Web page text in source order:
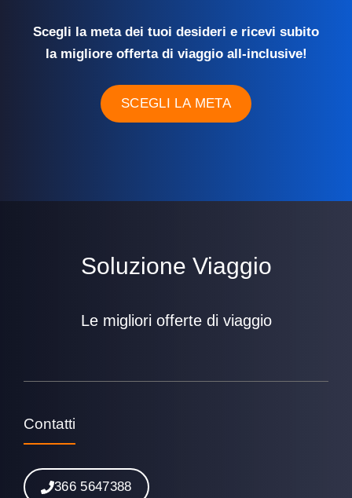
Scegli la meta dei tuoi desideri e ricevi subito
la migliore offerta di viaggio all-inclusive!
SCEGLI LA META
Soluzione Viaggio
Le migliori offerte di viaggio
Contatti
366 5647388